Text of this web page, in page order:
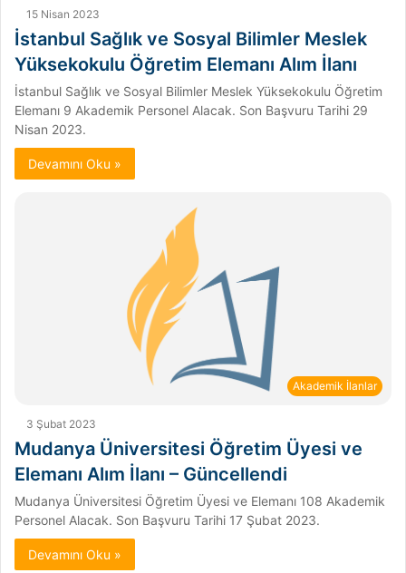
15 Nisan 2023
İstanbul Sağlık ve Sosyal Bilimler Meslek
Yüksekokulu Öğretim Elemanı Alım İlanı
İstanbul Sağlık ve Sosyal Bilimler Meslek Yüksekokulu Öğretim
Elemanı 9 Akademik Personel Alacak. Son Başvuru Tarihi 29
Nisan 2023.
Devamını Oku »
Akademik İlanlar
3 Şubat 2023
Mudanya Üniversitesi Öğretim Üyesi ve
Elemanı Alım İlanı – Güncellendi
Mudanya Üniversitesi Öğretim Üyesi ve Elemanı 108 Akademik
Personel Alacak. Son Başvuru Tarihi 17 Şubat 2023.
Devamını Oku »